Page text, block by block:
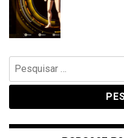
Pesquisar
por: